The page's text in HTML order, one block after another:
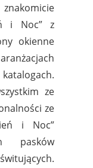
i Noc” z
okienne
ze
ze
i Noc”
pasków